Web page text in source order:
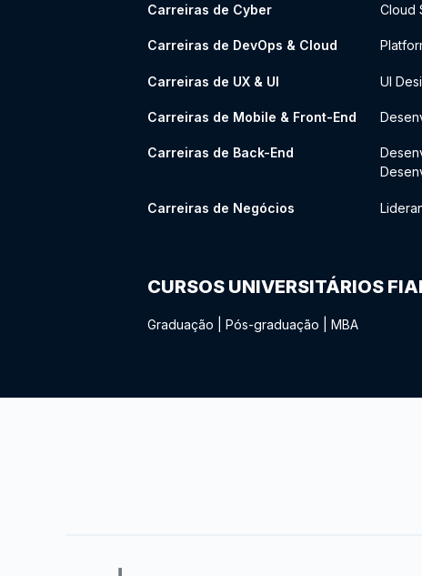
Carreiras de Cyber Cloud
Carreiras de DevOps & Cloud
Carreiras de UX & UI UI
Carreiras de Mobile & Front-End
Carreiras de Back-End
Carreiras de Negócios
CURSOS UNIVERSITÁRIOS
Graduação Pós-graduação MBA